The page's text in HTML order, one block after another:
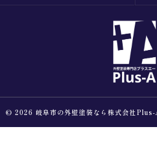
© 2026 岐阜市の外壁塗装なら株式会社